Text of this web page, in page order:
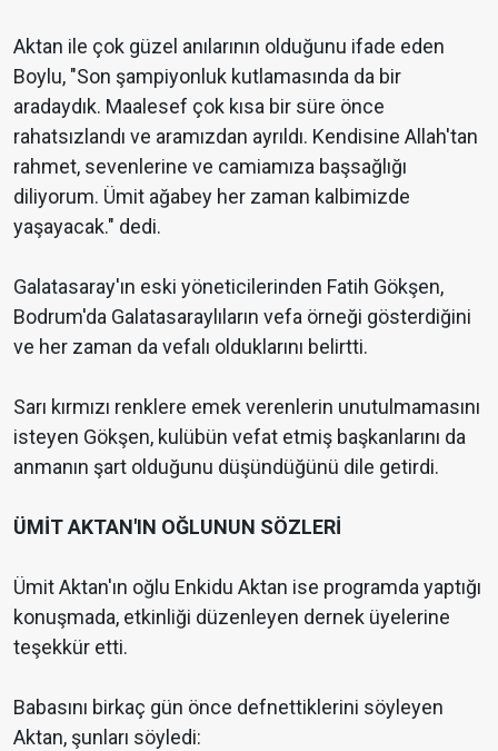
Aktan ile çok güzel anılarının olduğunu ifade eden
Boylu, "Son şampiyonluk kutlamasında da bir
aradaydık. Maalesef çok kısa bir süre önce
rahatsızlandı ve aramızdan ayrıldı. Kendisine Allah'tan
rahmet, sevenlerine ve camiamıza başsağlığı
diliyorum. Ümit ağabey her zaman kalbimizde
yaşayacak." dedi.
Galatasaray'ın eski yöneticilerinden Fatih Gökşen,
Bodrum'da Galatasaraylıların vefa örneği gösterdiğini
ve her zaman da vefalı olduklarını belirtti.
Sarı kırmızı renklere emek verenlerin unutulmamasını
isteyen Gökşen, kulübün vefat etmiş başkanlarını da
anmanın şart olduğunu düşündüğünü dile getirdi.
ÜMİT AKTAN'IN OĞLUNUN SÖZLERİ
Ümit Aktan'ın oğlu Enkidu Aktan ise programda yaptığı
konuşmada, etkinliği düzenleyen dernek üyelerine
teşekkür etti.
Babasını birkaç gün önce defnettiklerini söyleyen
Aktan, şunları söyledi: